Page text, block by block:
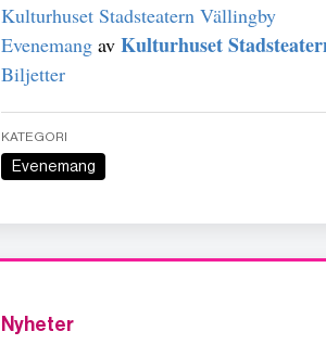
Kulturhuset Stadsteatern Vällingby
Evenemang av Kulturhuset
Biljetter
KATEGORI
Evenemang
Nyheter